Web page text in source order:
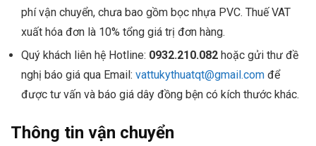
phí vận chuyển, chưa bao gồm bọc nhựa PVC. Thuế VAT
xuất hóa đơn là 10% tổng giá trị đơn hàng.
Quý khách liên hệ Hotline: 0932.210.082 hoặc gửi thư đề
nghị báo giá qua Email: vattukythuatqt@gmail.com để
được tư vấn và báo giá dây đồng bện có kích thước khác.
Thông tin vận chuyển